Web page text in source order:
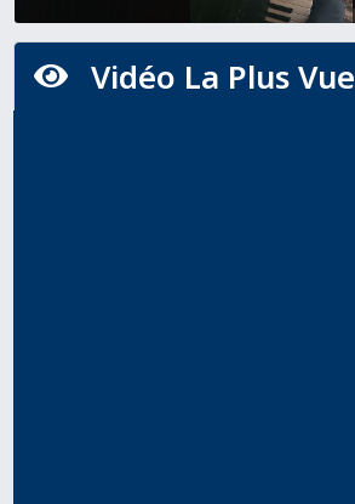
 Vidéo La Plus Vue